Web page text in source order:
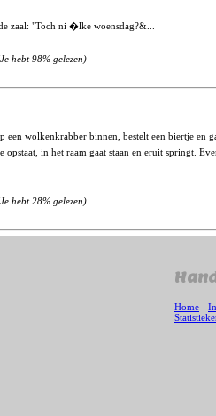
zaal: "Toch ni �lke woensdag?&...
hebt 98% gelezen)
een wolkenkrabber binnen, bestelt een biertje en
opstaat, in het raam gaat staan en eruit springt.
hebt 28% gelezen)
Home -